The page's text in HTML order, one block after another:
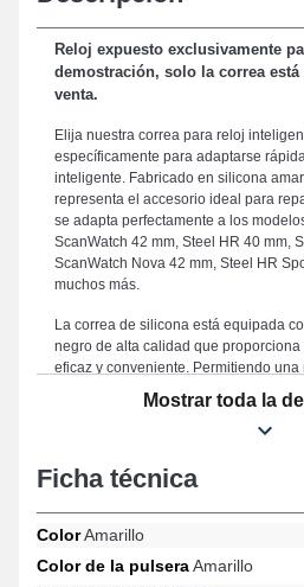
Reloj expuesto exclusivamente
demostración, solo la correa
venta.
Elija nuestra correa para reloj
específicamente para adaptarse
inteligente. Fabricado en silicona
representa el accesorio ideal para
se adapta perfectamente a los
ScanWatch 42 mm, Steel HR 40 mm,
ScanWatch Nova 42 mm, Steel HR
muchos más.
La correa de silicona está equipada
negro de alta calidad que
eficaz y conveniente. Permitiendo
combinación fluida con su muñeca,
ancho de 20 mm. Debido a que es
inteligente es una opción adecuada
avanzada para satisfacer las
integra armoniosamente con todos
de ardillón confiable, este tipo de
compatible con los modelos
Mostrar toda la
Ficha técnica
ColorAmarillo
Color de la pulseraAmarillo